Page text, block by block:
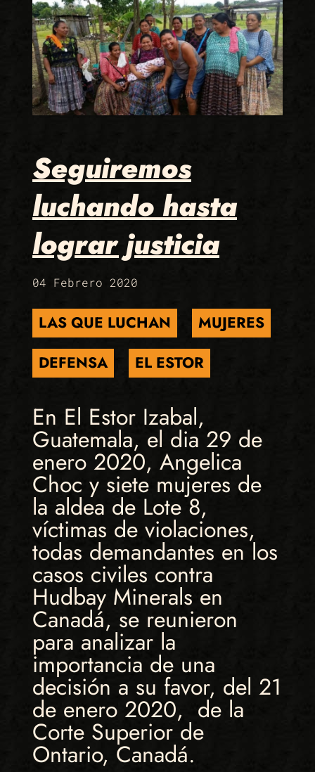
Seguiremos
luchando hasta
lograr justicia
04 Febrero 2020
LAS QUE LUCHAN
MUJERES
DEFENSA
EL ESTOR
En El Estor Izabal,
Guatemala, el dia 29 de
enero 2020, Angelica
Choc y siete mujeres de
la aldea de Lote 8,
víctimas de violaciones,
todas demandantes en los
casos civiles contra
Hudbay Minerals en
Canadá, se reunieron
para analizar la
importancia de una
decisión a su favor, del 21
de enero 2020, de la
Corte Superior de
Ontario, Canadá.